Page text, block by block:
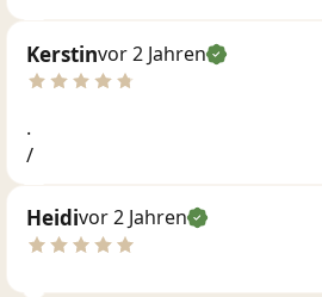
Kerstinvor 2 Jahren
.
/
Heidivor 2 Jahren